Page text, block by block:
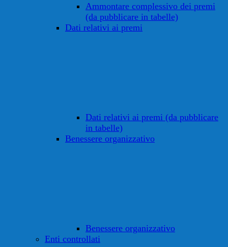
Ammontare complessivo dei premi
(da pubblicare in tabelle)
Dati relativi ai premi
Dati relativi ai premi (da pubblicare
in tabelle)
Benessere organizzativo
Benessere organizzativo
Enti controllati